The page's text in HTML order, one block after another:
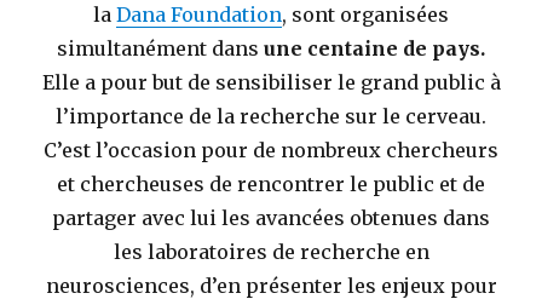
la Dana Foundation, sont organisées
simultanément dans une centaine de pays.
Elle a pour but de sensibiliser le grand public à
l’importance de la recherche sur le cerveau.
C’est l’occasion pour de nombreux chercheurs
et chercheuses de rencontrer le public et de
partager avec lui les avancées obtenues dans
les laboratoires de recherche en
neurosciences, d’en présenter les enjeux pour